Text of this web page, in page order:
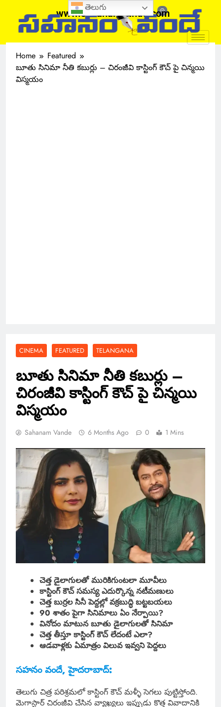
www.sahanamvande.com
Home
Featured
బూతు సినిమా నీతి కబుర్లు – చిరంజీవి కాస్టింగ్ కౌచ్ పై చిన్మయి
విస్మయం
CINEMA FEATURED TELANGANA
బూతు సినిమా నీతి కబుర్లు –
చిరంజీవి కాస్టింగ్ కౌచ్ పై చిన్మయి
విస్మయం
Sahanam Vande 6 Months Ago 0 1 Mins
చెత్త డైలాగులతో మురికిగుంటలా మూవీలు
కాస్టింగ్ కౌచ్ సమస్య ఎదుర్కొన్న నటీమణులు
చెత్త బుర్రల సినీ పెద్దల్లో వక్రబుద్ధి బట్టబయలు
90 శాతం పైగా సినిమాలు ఏం నేర్పాయి?
వినోదం మాటున బూతు డైలాగులతో సినిమా
చెత్త తీస్తూ కాస్టింగ్ కౌచ్ లేదంటే ఎలా?
ఆడవాళ్లకు ఏమాత్రం విలువ ఇవ్వని పెద్దలు
సహనం వందే, హైదరాబాద్:
తెలుగు చిత్ర పరిశ్రమలో కాస్టింగ్ కౌచ్ మళ్ళీ సెగలు పుట్టిస్తోంది.
మెగాస్టార్ చిరంజీవి చేసిన వ్యాఖ్యలు ఇప్పుడు కొత్త వివాదానికి
తెలుగు